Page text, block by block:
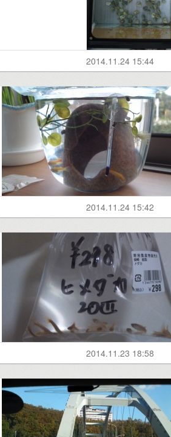
2014.11.24 15:44
2014.11.24 15:42
2014.11.23 18:58